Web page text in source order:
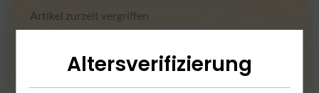
Artikel zurzeit vergriffen
Frage zum Artikel
Altersverifizierung